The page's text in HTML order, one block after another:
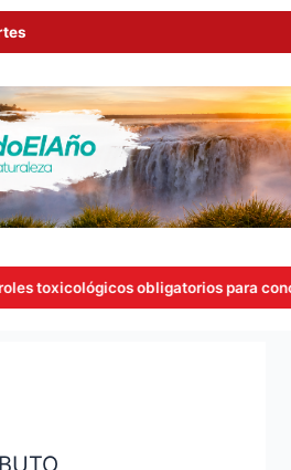
obligatorios para concejales